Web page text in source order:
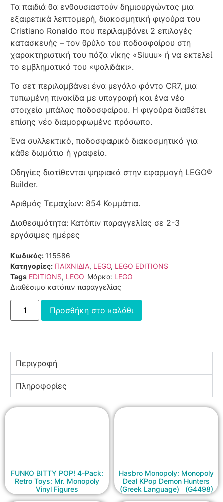
Τα παιδιά θα ενθουσιαστούν δημιουργώντας μια
εξαιρετικά λεπτομερή, διακοσμητική φιγούρα του
Cristiano Ronaldo που περιλαμβάνει 2 επιλογές
κατασκευής – τον θρύλο του ποδοσφαίρου στη
χαρακτηριστική του πόζα νίκης «Siuuu» ή να εκτελεί
το εμβληματικό του «ψαλιδάκι».
Το σετ περιλαμβάνει ένα μεγάλο φόντο CR7, μια
τυπωμένη πινακίδα με υπογραφή και ένα νέο
στοιχείο μπάλας ποδοσφαίρου. Η φιγούρα διαθέτει
επίσης νέο διαμορφωμένο πρόσωπο.
Ένα συλλεκτικό, ποδοσφαιρικό διακοσμητικό για
κάθε δωμάτιο ή γραφείο.
Οδηγίες διατίθενται ψηφιακά στην εφαρμογή LEGO®
Builder.
Αριθμός Τεμαχίων: 854 Κομμάτια.
Διαθεσιμότητα: Κατόπιν παραγγελίας σε 2-3
εργάσιμες ημέρες
Κωδικός: 115586
Κατηγορίες: ΠΑΙΧΝΙΔΙΑ, LEGO, LEGO EDITIONS
Tags EDITIONS, LEGO Μάρκα: LEGO
Διαθέσιμο κατόπιν παραγγελίας
Προσθήκη στο καλάθι
Περιγραφή
Πληροφορίες
FUNKO BITTY POP! 4-Pack:
Retro Toys: Mr. Monopoly
Vinyl Figures
Hasbro Monopoly: Monopoly
Deal KPop Demon Hunters
(Greek Language) (G4498)